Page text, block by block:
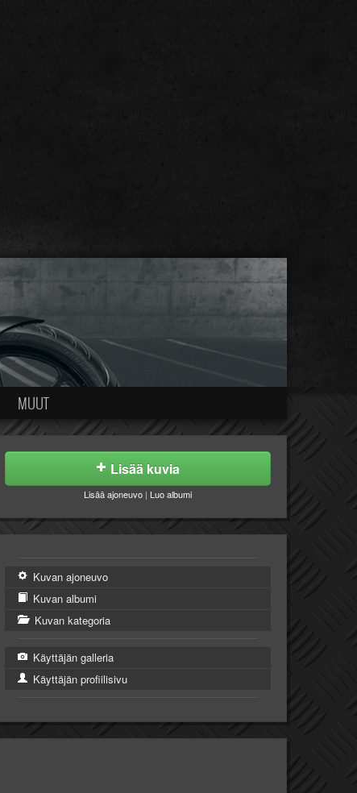
MUUT
Lisää kuvia
Lisää ajoneuvo | Luo albumi
Kuvan ajoneuvo
Kuvan albumi
Kuvan kategoria
Käyttäjän galleria
Käyttäjän profiilisivu